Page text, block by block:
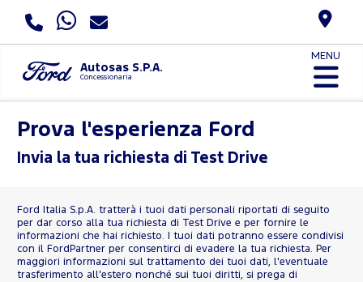
Autosas S.P.A.
Concessionaria
MENU
Prova l'esperienza Ford
Invia la tua richiesta di Test Drive
Ford Italia S.p.A. tratterà i tuoi dati personali riportati di seguito
per dar corso alla tua richiesta di Test Drive e per fornire le
informazioni che hai richiesto. I tuoi dati potranno essere condivisi
con il FordPartner per consentirci di evadere la tua richiesta. Per
maggiori informazioni sul trattamento dei tuoi dati, l'eventuale
trasferimento all'estero nonché sui tuoi diritti, si prega di